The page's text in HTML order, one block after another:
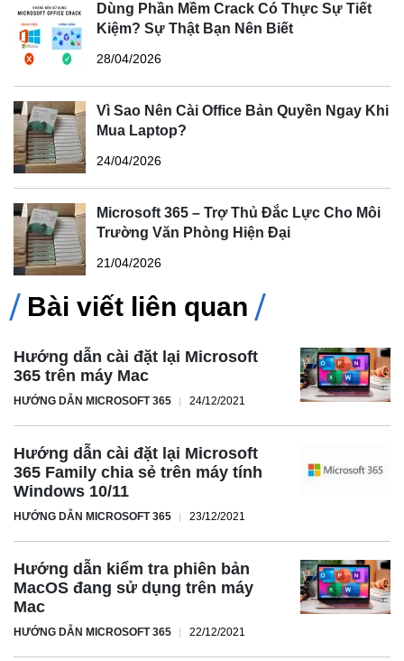
Dùng Phần Mềm Crack Có Thực Sự Tiết
Kiệm? Sự Thật Bạn Nên Biết
28/04/2026
Vì Sao Nên Cài Office Bản Quyền Ngay Khi
Mua Laptop?
24/04/2026
Microsoft 365 – Trợ Thủ Đắc Lực Cho Môi
Trường Văn Phòng Hiện Đại
21/04/2026
Bài viết liên quan
Hướng dẫn cài đặt lại Microsoft
365 trên máy Mac
HƯỚNG DẪN MICROSOFT 365 24/12/2021
Hướng dẫn cài đặt lại Microsoft
365 Family chia sẻ trên máy tính
Windows 10/11
HƯỚNG DẪN MICROSOFT 365 23/12/2021
Hướng dẫn kiểm tra phiên bản
MacOS đang sử dụng trên máy
Mac
HƯỚNG DẪN MICROSOFT 365 22/12/2021